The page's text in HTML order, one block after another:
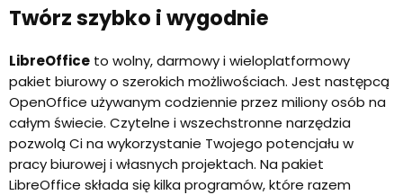
Twórz szybko i wygodnie
LibreOffice to wolny, darmowy i wieloplatformowy
pakiet biurowy o szerokich możliwościach. Jest następcą
OpenOffice używanym codziennie przez miliony osób na
całym świecie. Czytelne i wszechstronne narzędzia
pozwolą Ci na wykorzystanie Twojego potencjału w
pracy biurowej i własnych projektach. Na pakiet
LibreOffice składa się kilka programów, które razem